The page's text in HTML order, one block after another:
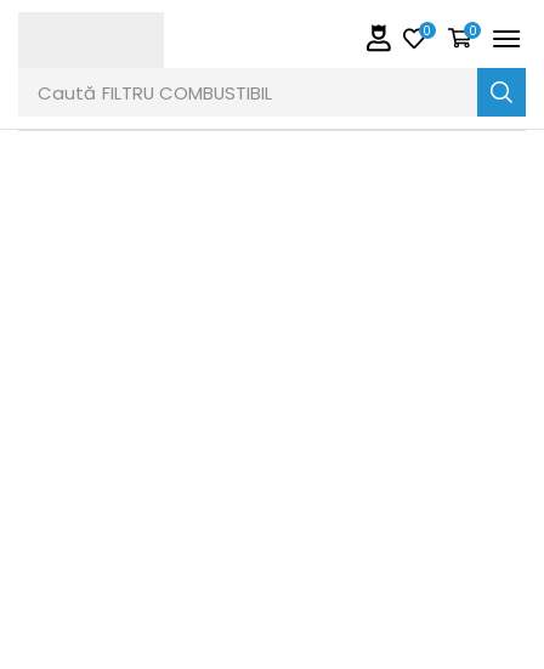
Caută FILTRU COMBUSTIBIL
0 0